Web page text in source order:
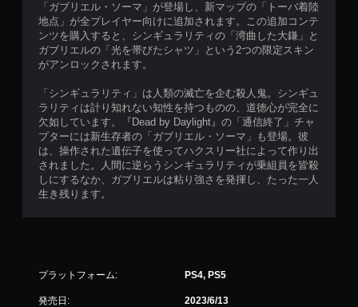
「ガブリエル・ソーマ」が登場し、新マップの「トーバ着陸
地点」が全プレイヤー向けに追加されます。この追加コンテ
ンツを購入すると、シンギュラリティの「湾曲した大鎌」と
ガブリエルの「光を帯びたシャツ」という2つの限定スキン
がアンロックされます。
「シンギュラリティ」は人類の滅亡を企む殺人鬼。シンギュ
ラリティは計り知れない知性を持つものの、道徳心が完全に
欠如しています。『Dead by Daylight』の「通信終了」チャ
プターには新生存者の「ガブリエル・ソーマ」も登場。彼
は、操作された遺伝子を使ってハクスリー社によって作り出
されました。人間に逆らうシンギュラリティが乗組員を皆殺
しにするなか、ガブリエルは粘り強さを発揮し、たった一人
生き残ります。
プラットフォーム: PS4, PS5
発売日: 2023/6/13